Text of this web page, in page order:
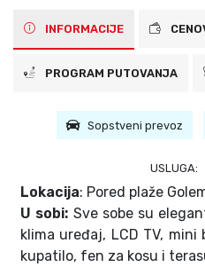
INFORMACIJE
PROGRAM PUTOVANJA
Sopstveni prevoz
USLUGA:
Lokacija: Pored plaže
U sobi: Sve sobe su
klima uređaj, LCD TV,
kupatilo, fen za kosu i